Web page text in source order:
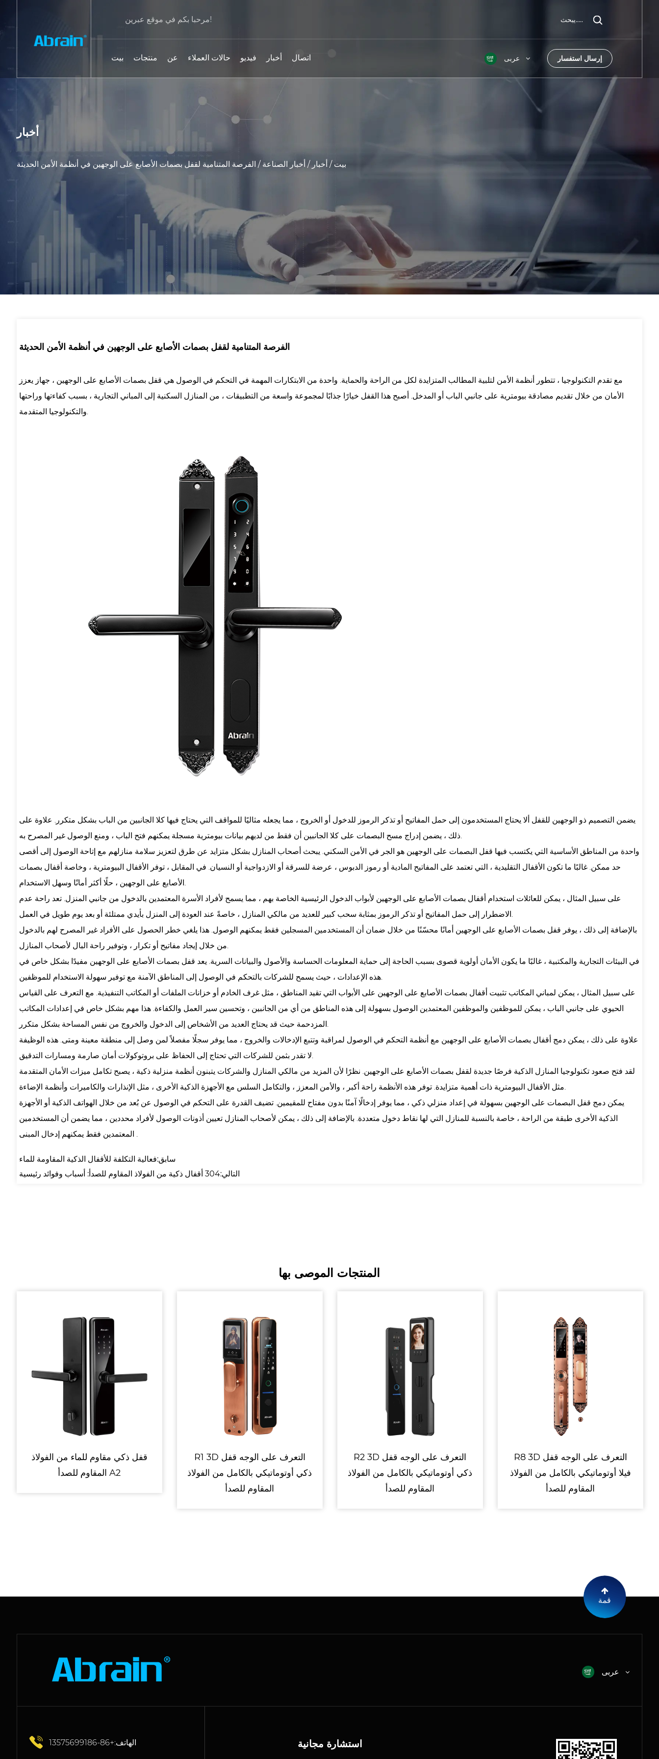
مرحبا بكم في موقع عبرين! يبحث.....
بيت منتجات عن حالات العملاء فيديو أخبار اتصال عربى إرسال استفسار
أخبار
بيت / أخبار / أخبار الصناعة / الفرصة المتنامية لقفل بصمات الأصابع على الوجهين في أنظمة الأمن الحديثة
الفرصة المتنامية لقفل بصمات الأصابع على الوجهين في أنظمة الأمن الحديثة
مع تقدم التكنولوجيا ، تتطور أنظمة الأمن لتلبية المطالب المتزايدة لكل من الراحة والحماية. واحدة من الابتكارات المهمة في التحكم في الوصول هي قفل بصمات الأصابع على الوجهين ، جهاز يعزز
الأمان من خلال تقديم مصادقة بيومترية على جانبي الباب أو المدخل. أصبح هذا القفل خيارًا جذابًا لمجموعة واسعة من التطبيقات ، من المنازل السكنية إلى المباني التجارية ، بسبب كفاءتها وراحتها
والتكنولوجيا المتقدمة.
يضمن التصميم ذو الوجهين للقفل ألا يحتاج المستخدمون إلى حمل المفاتيح أو تذكر الرموز للدخول أو الخروج ، مما يجعله مثاليًا للمواقف التي يحتاج فيها كلا الجانبين من الباب بشكل متكرر. علاوة على
ذلك ، يضمن إدراج مسح البصمات على كلا الجانبين أن فقط من لديهم بيانات بيومترية مسجلة يمكنهم فتح الباب ، ومنع الوصول غير المصرح به.
واحدة من المناطق الأساسية التي يكتسب فيها قفل البصمات على الوجهين هو الجر في الأمن السكني. يبحث أصحاب المنازل بشكل متزايد عن طرق لتعزيز سلامة منازلهم مع إتاحة الوصول إلى أقصى
حد ممكن. غالبًا ما تكون الأقفال التقليدية ، التي تعتمد على المفاتيح المادية أو رموز الدبوس ، عرضة للسرقة أو الازدواجية أو النسيان. في المقابل ، توفر الأقفال البيومترية ، وخاصة أقفال بصمات
الأصابع على الوجهين ، حلًا أكثر أمانًا وسهل الاستخدام.
على سبيل المثال ، يمكن للعائلات استخدام أقفال بصمات الأصابع على الوجهين لأبواب الدخول الرئيسية الخاصة بهم ، مما يسمح لأفراد الأسرة المعتمدين بالدخول من جانبي المنزل. تعد راحة عدم
الاضطرار إلى حمل المفاتيح أو تذكر الرموز بمثابة سحب كبير للعديد من مالكي المنازل ، خاصةً عند العودة إلى المنزل بأيدي ممتلئة أو بعد يوم طويل في العمل.
بالإضافة إلى ذلك ، يوفر قفل بصمات الأصابع على الوجهين أمانًا محسّنًا من خلال ضمان أن المستخدمين المسجلين فقط يمكنهم الوصول. هذا يلغي خطر الحصول على الأفراد غير المصرح لهم بالدخول
من خلال إيجاد مفاتيح أو تكرار ، وتوفير راحة البال لأصحاب المنازل.
في البيئات التجارية والمكتبية ، غالبًا ما يكون الأمان أولوية قصوى بسبب الحاجة إلى حماية المعلومات الحساسة والأصول والبيانات السرية. يعد قفل بصمات الأصابع على الوجهين مفيدًا بشكل خاص في
هذه الإعدادات ، حيث يسمح للشركات بالتحكم في الوصول إلى المناطق الآمنة مع توفير سهولة الاستخدام للموظفين.
على سبيل المثال ، يمكن لمباني المكاتب تثبيت أقفال بصمات الأصابع على الوجهين على الأبواب التي تقيد المناطق ، مثل غرف الخادم أو خزانات الملفات أو المكاتب التنفيذية. مع التعرف على القياس
الحيوي على جانبي الباب ، يمكن للموظفين والموظفين المعتمدين الوصول بسهولة إلى هذه المناطق من أي من الجانبين ، وتحسين سير العمل والكفاءة. هذا مهم بشكل خاص في إعدادات المكاتب
المزدحمة حيث قد يحتاج العديد من الأشخاص إلى الدخول والخروج من نفس المساحة بشكل متكرر.
علاوة على ذلك ، يمكن دمج أقفال بصمات الأصابع على الوجهين مع أنظمة التحكم في الوصول لمراقبة وتتبع الإدخالات والخروج ، مما يوفر سجلًا مفصلاً لمن وصل إلى منطقة معينة ومتى. هذه الوظيفة
لا تقدر بثمن للشركات التي تحتاج إلى الحفاظ على بروتوكولات أمان صارمة ومسارات التدقيق.
لقد فتح صعود تكنولوجيا المنازل الذكية فرصًا جديدة لقفل بصمات الأصابع على الوجهين. نظرًا لأن المزيد من مالكي المنازل والشركات يتبنون أنظمة منزلية ذكية ، يصبح تكامل ميزات الأمان المتقدمة
مثل الأقفال البيومترية ذات أهمية متزايدة. توفر هذه الأنظمة راحة أكبر ، والأمن المعزز ، والتكامل السلس مع الأجهزة الذكية الأخرى ، مثل الإنذارات والكاميرات وأنظمة الإضاءة.
يمكن دمج قفل البصمات على الوجهين بسهولة في إعداد منزلي ذكي ، مما يوفر إدخالًا آمنًا بدون مفتاح للمقيمين. تضيف القدرة على التحكم في الوصول عن بُعد من خلال الهواتف الذكية أو الأجهزة
الذكية الأخرى طبقة من الراحة ، خاصة بالنسبة للمنازل التي لها نقاط دخول متعددة. بالإضافة إلى ذلك ، يمكن لأصحاب المنازل تعيين أذونات الوصول لأفراد محددين ، مما يضمن أن المستخدمين
المعتمدين فقط يمكنهم إدخال المبنى .
سابق:فعالية التكلفة للأقفال الذكية المقاومة للماء
التالي:304 أقفال ذكية من الفولاذ المقاوم للصدأ: أسباب وفوائد رئيسية
المنتجات الموصى بها
قفل ذكي
R1 3D التعرف على الوجه قفل
ذكي أوتوماتيكي بالكامل من الفولاذ
R2 3D التعرف على الوجه قفل
ذكي أوتوماتيكي بالكامل من الفولاذ
R8 3D التعرف على الوجه قفل
فيلا أوتوماتيكي بالكامل من الفولاذ
A1 قفل ذكي للباب مصنوع من
المقاوم للصدأ
قمة
عربى
الهاتف:+86-13575699186 استشارة مجانية